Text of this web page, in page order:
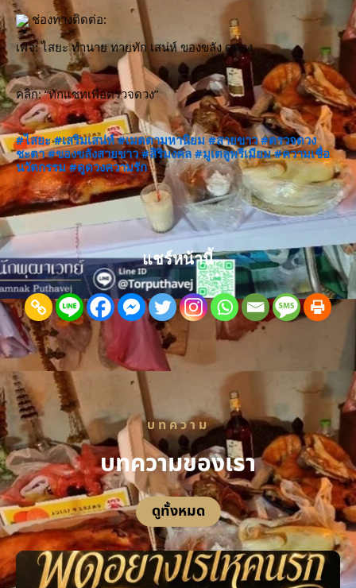
ช่องทางติดต่อ:
เพจ: ไสยะ ทำนาย ทายทัก เสน่ห์ ของขลัง ดูดวง
คลิก: “ทักแชทเพื่อตรวจดวง”
#ไสยะ #เสริมเสน่ห์ #เมตตามหานิยม #สายขาว #ตรวจดวง
ชะตา #ของขลังสายขาว #สิริมงคล #มูเตลูพรีเมียม #ความเชื่อ
นวัตกรรม #ดูดวงความรัก
แชร์หน้านี้
บทความ
บทความของเรา
ดูทั้งหมด